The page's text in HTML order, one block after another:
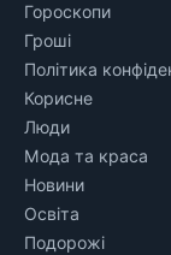
Гороскопи
Гроші
Політика
Корисне
Люди
Мода та краса
Новини
Освіта
Подорожі